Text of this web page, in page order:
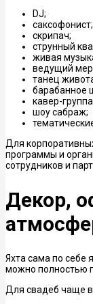
DJ;
саксофонист;
скрипач;
струнный
живая
ведущий
танец
барабанное
кавер-
шоу сабраж;
Для
программы и
сотрудников и
Декор,
Яхта сама по себе
можно полностью
Для свадеб чаще